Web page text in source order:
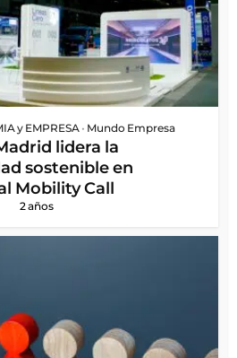
y EMPRESA • Mundo Empresa
lidera la
sostenible en
Mobility Call
2 años